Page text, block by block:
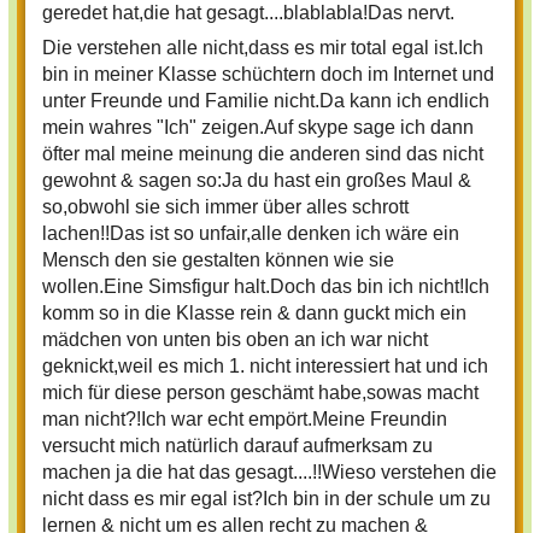
geredet hat,die hat gesagt....blablabla!Das nervt.
Die verstehen alle nicht,dass es mir total egal ist.Ich
bin in meiner Klasse schüchtern doch im Internet und
unter Freunde und Familie nicht.Da kann ich endlich
mein wahres "Ich" zeigen.Auf skype sage ich dann
öfter mal meine meinung die anderen sind das nicht
gewohnt & sagen so:Ja du hast ein großes Maul &
so,obwohl sie sich immer über alles schrott
lachen!!Das ist so unfair,alle denken ich wäre ein
Mensch den sie gestalten können wie sie
wollen.Eine Simsfigur halt.Doch das bin ich nicht!Ich
komm so in die Klasse rein & dann guckt mich ein
mädchen von unten bis oben an ich war nicht
geknickt,weil es mich 1. nicht interessiert hat und ich
mich für diese person geschämt habe,sowas macht
man nicht?!Ich war echt empört.Meine Freundin
versucht mich natürlich darauf aufmerksam zu
machen ja die hat das gesagt....!!Wieso verstehen die
nicht dass es mir egal ist?Ich bin in der schule um zu
lernen & nicht um es allen recht zu machen &